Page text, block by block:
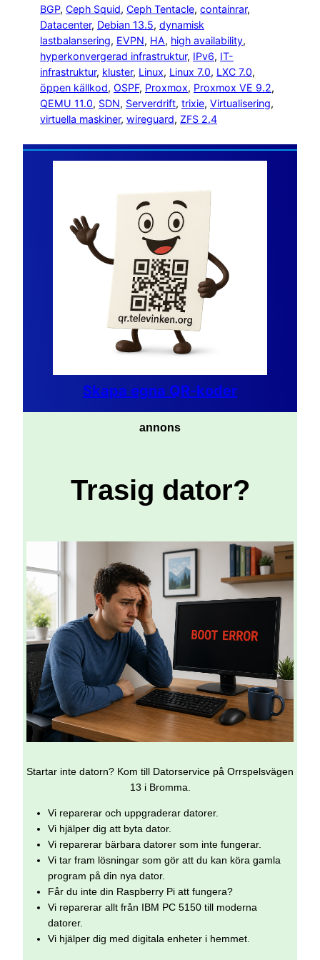
BGP, Ceph Squid, Ceph Tentacle, containrar
Datacenter, Debian 13.5, dynamisk
lastbalansering, EVPN, HA, high availability
hyperkonvergerad infrastruktur, IPv6, IT-
infrastruktur, kluster, Linux, Linux 7.0, LXC 7.0
öppen källkod, OSPF, Proxmox, Proxmox VE 9.2
QEMU 11.0, SDN, Serverdrift, trixie, Virtualisering
virtuella maskiner, wireguard, ZFS 2.4
Skapa egna QR-koder
annons
Trasig dator?
Startar inte datorn? Kom till Datorservice på Orrspelsvägen
13 i Bromma.
Vi reparerar och uppgraderar datorer.
Vi hjälper dig att byta dator.
Vi reparerar bärbara datorer som inte fungerar.
Vi tar fram lösningar som gör att du kan köra gamla
program på din nya dator.
Får du inte din Raspberry Pi att fungera?
Vi reparerar allt från IBM PC 5150 till moderna
datorer.
Vi hjälper dig med digitala enheter i hemmet.